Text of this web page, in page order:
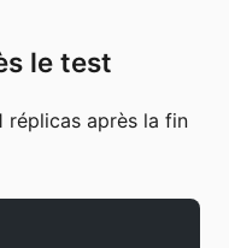
le test
réplicas après la fin